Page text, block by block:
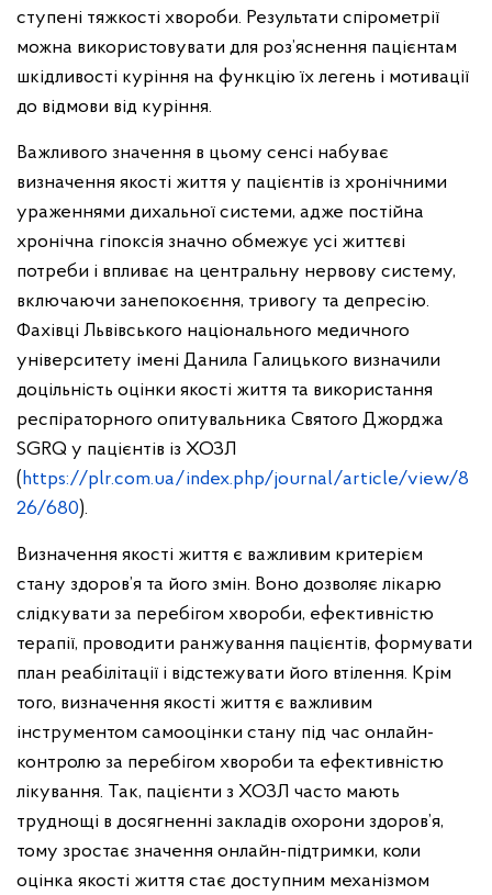
ступені тяжкості хвороби. Результати спірометрії
можна використовувати для роз’яснення пацієнтам
шкідливості куріння на функцію їх легень і мотивації
до відмови від куріння.
Важливого значення в цьому сенсі набуває
визначення якості життя у пацієнтів із хронічними
ураженнями дихальної системи, адже постійна
хронічна гіпоксія значно обмежує усі життєві
потреби і впливає на центральну нервову систему,
включаючи занепокоєння, тривогу та депресію.
Фахівці Львівського національного медичного
університету імені Данила Галицького визначили
доцільність оцінки якості життя та використання
респіраторного опитувальника Святого Джорджа
SGRQ у пацієнтів із ХОЗЛ
( https://plr.com.ua/index.php/journal/article/view/8
26/680).
Визначення якості життя є важливим критерієм
стану здоров’я та його змін. Воно дозволяє лікарю
слідкувати за перебігом хвороби, ефективністю
терапії, проводити ранжування пацієнтів, формувати
план реабілітації і відстежувати його втілення. Крім
того, визначення якості життя є важливим
інструментом самооцінки стану під час онлайн-
контролю за перебігом хвороби та ефективністю
лікування. Так, пацієнти з ХОЗЛ часто мають
труднощі в досягненні закладів охорони здоров’я,
тому зростає значення онлайн-підтримки, коли
оцінка якості життя стає доступним механізмом